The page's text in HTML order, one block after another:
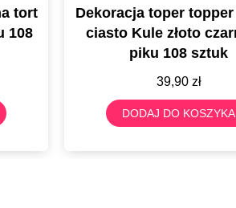
tort
108
Dekoracja toper
ciasto Kule złoto
piku 108 sztuk
39,90 zł
DODAJ DO KOSZYKA